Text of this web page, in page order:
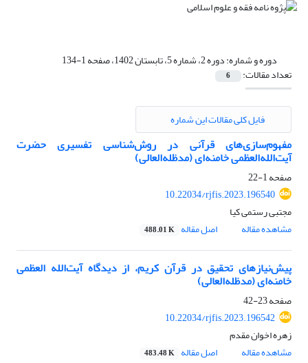
دوره و شماره:دوره 2، شماره 5، تابستان 1402، صفحه 1-134
تعداد مقالات: 6
فایل کلی مقالات این شماره
مفهوم‌سازی‌های قرآنی در روش‌شناسی تفسیری حضرت
آیت‌الله‌العظمی خامنه‌ای (مدظله‌العالی)
صفحه1-22
10.22034/rjfis.2023.196540
مجتبی رستمی کیا
مشاهده مقاله
اصل مقاله 488.01 K
پیش‌نیازهای تحقیق در قرآن کریم، از دیدگاه آیت‌الله العظمی
خامنه‌ای (مدظله‌العالی)
صفحه23-42
10.22034/rjfis.2023.196542
زهره اخوان مقدم
مشاهده مقاله
اصل مقاله 483.48 K